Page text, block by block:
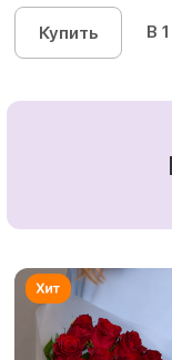
кустовых роз...
Купить В